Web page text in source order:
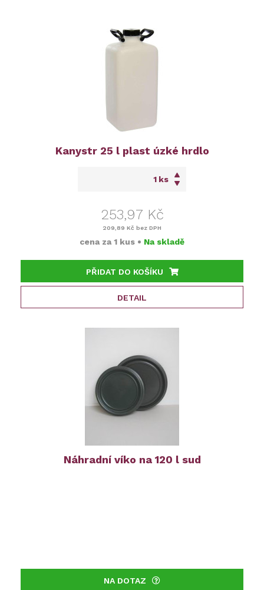
Kanystr 25 l plast úzké hrdlo
ks
253,97 Kč
209,89 Kč bez DPH
cena za 1 kus • Na skladě
PŘIDAT DO KOŠÍKU
DETAIL
Náhradní víko na 120 l sud
NA DOTAZ